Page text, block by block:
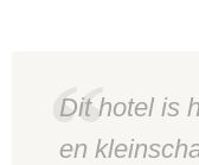
Dit hotel is
en